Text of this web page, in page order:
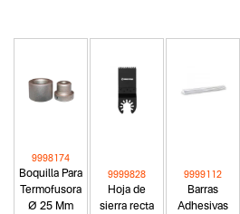
Boquilla Para
Termofusora
Ø 25 Mm
9998174
Hoja de
sierra recta
9999828
Barras
Adhesivas
9999112